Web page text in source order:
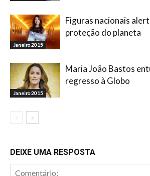
Janeiro 2015
Figuras nacionais
proteção do planeta
Janeiro 2015
Maria João Bastos
regresso à Globo
DEIXE UMA RESPOSTA